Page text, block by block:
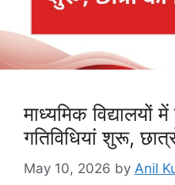
माध्यमिक विद्यालयों
गतिविधियां शुरू,
May 10, 2026 by Anil